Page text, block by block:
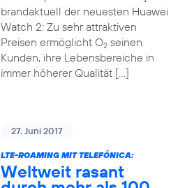
brandaktuell der neuesten Huawei
Watch 2: Zu sehr attraktiven
Preisen ermöglicht O2seinen
Kunden, ihre Lebensbereiche in
immer höherer Qualität […]
27. Juni 2017
LTE-ROAMING MIT TELEFÓNICA:
Weltweit rasant